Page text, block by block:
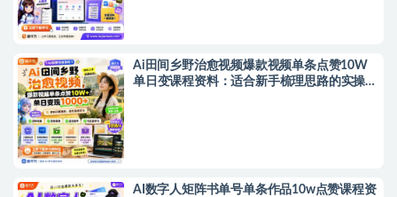
Ai田间乡野治愈视频爆款视频单条点赞10W
单日变课程资料：适合新手梳理思路的实操学
AI数字人矩阵书单号单条作品10w点赞课程资